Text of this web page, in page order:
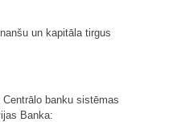
un kapitāla tirgus
banku sistēmas
Banka: